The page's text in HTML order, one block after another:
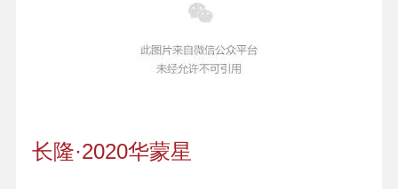
长隆·2020华蒙星